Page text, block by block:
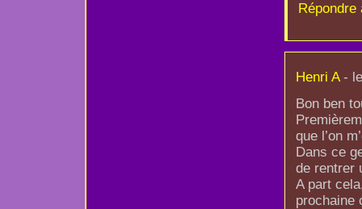
Henri A- le
Bon ben
que l’on
Dans ce
de rentrer
A part
prochaine